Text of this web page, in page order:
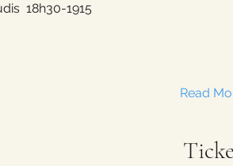
18h30-1915
Read